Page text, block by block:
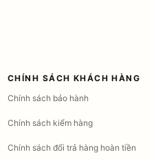
CHÍNH SÁCH KHÁCH HÀNG
Chính sách bảo hành
Chính sách kiểm hàng
Chính sách đổi trả hàng hoàn tiền